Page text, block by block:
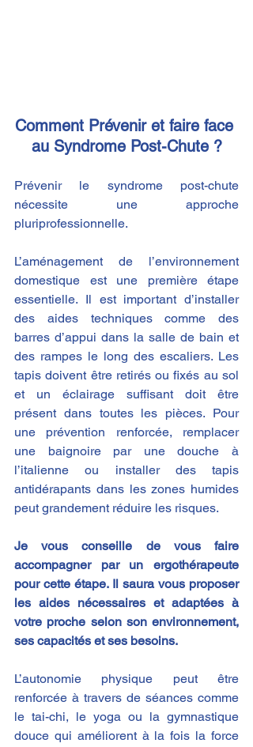
Comment Prévenir et faire face
au Syndrome Post-Chute ?
Prévenir le syndrome post-chute
nécessite une approche
pluriprofessionnelle.
L’aménagement de l’environnement
domestique est une première étape
essentielle. Il est important d’installer
des aides techniques comme des
barres d’appui dans la salle de bain et
des rampes le long des escaliers. Les
tapis doivent être retirés ou fixés au sol
et un éclairage suffisant doit être
présent dans toutes les pièces. Pour
une prévention renforcée, remplacer
une baignoire par une douche à
l’italienne ou installer des tapis
antidérapants dans les zones humides
peut grandement réduire les risques.
Je vous conseille de vous faire
accompagner par un ergothérapeute
pour cette étape. Il saura vous proposer
les aides nécessaires et adaptées à
votre proche selon son environnement,
ses capacités et ses besoins.
L’autonomie physique peut être
renforcée à travers de séances comme
le tai-chi, le yoga ou la gymnastique
douce qui améliorent à la fois la force